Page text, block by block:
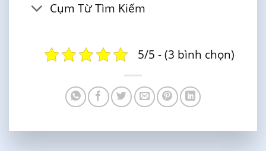
Cụm Từ Tìm Kiếm
5/5 - (3 bình chọn)